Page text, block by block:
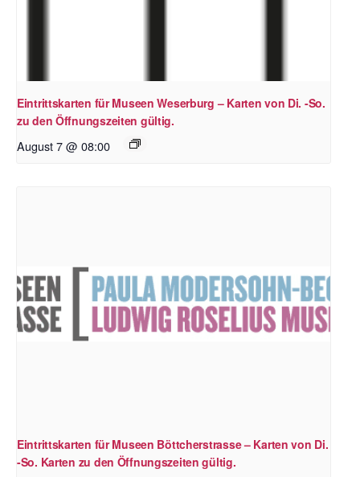
Eintrittskarten für Museen Weserburg – Karten von Di. -So.
zu den Öffnungszeiten gültig.
August 7 @ 08:00
Eintrittskarten für Museen Böttcherstrasse – Karten von Di.
-So. Karten zu den Öffnungszeiten gültig.